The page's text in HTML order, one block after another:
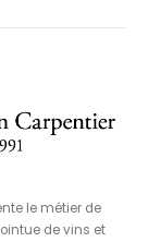
le métier de
de vins et